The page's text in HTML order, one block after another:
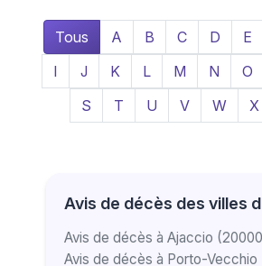
Tous A B C D E
I
J K L M N O
S
T U V W X
Avis de décès des villes
Avis de décès à Ajaccio
Avis de décès à Porto-Vecchio